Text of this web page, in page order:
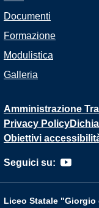
Documenti
Formazione
Modulistica
Galleria
Amministrazione
Privacy Policy
Obiettivi
Seguici su:
Liceo Statale "Giorgio